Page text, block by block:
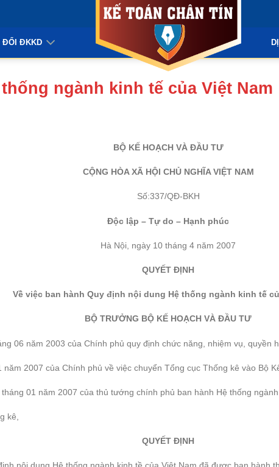
ĐỔI ĐKKD
ngành kinh tế của Việt Nam
BỘ KẾ HOẠCH VÀ ĐẦU TƯ
CỘNG HÒA XÃ HỘI CHỦ NGHĨA VIỆT NAM
Số:337/QĐ-BKH
Độc lập – Tự do – Hạnh phúc
Hà Nội, ngày 10 tháng 4 năm 2007
QUYẾT ĐỊNH
Về việc ban hành Quy định nội dung Hệ thống ngành kinh tế
BỘ TRƯỞNG BỘ KẾ HOẠCH VÀ ĐẦU TƯ
06 năm 2003 của Chính phủ quy định chức năng, nhiệm vụ, quyền
2007 của Chính phủ về việc chuyển Tổng cục Thống kê vào Bộ
01 năm 2007 của thủ tướng chính phủ ban hành Hệ thống
kê,
QUYẾT ĐỊNH